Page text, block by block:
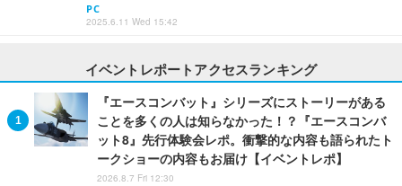
PC
2025.6.11 Wed 15:42
イベントレポートアクセスランキング
『エースコンバット』シリーズにストーリーがある
ことを多くの人は知らなかった！？『エースコンバ
ット8』先行体験会レポ。衝撃的な内容も語られたト
ークショーの内容もお届け【イベントレポ】
2026.8.7 Fri 12:30